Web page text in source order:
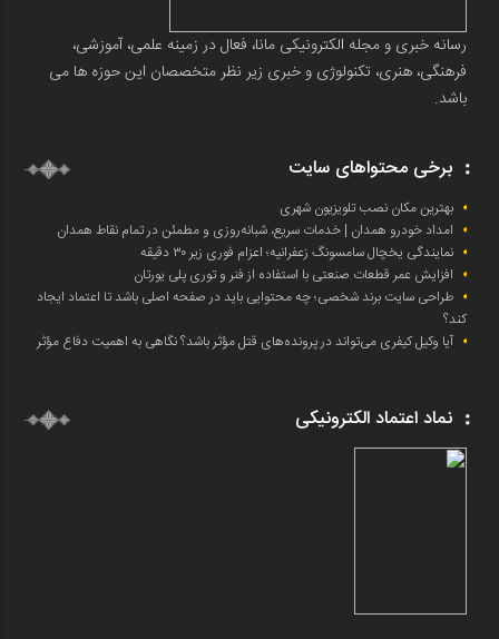
رسانه خبری و مجله الکترونیکی مانا، فعال در زمینه علمی، آموزشی،
فرهنگی، هنری، تکنولوژی و خبری زیر نظر متخصصان این حوزه ها می
باشد.
برخی محتواهای سایت
بهترین مکان نصب تلویزیون شهری
امداد خودرو همدان | خدمات سریع، شبانه‌روزی و مطمئن در تمام نقاط همدان
نمایندگی یخچال سامسونگ زعفرانیه؛ اعزام فوری زیر ۳۰ دقیقه
افزایش عمر قطعات صنعتی با استفاده از فنر و توری پلی یورتان
طراحی سایت برند شخصی؛ چه محتوایی باید در صفحه اصلی باشد تا اعتماد ایجاد
کند؟
آیا وکیل کیفری می‌تواند در پرونده‌های قتل مؤثر باشد؟ نگاهی به اهمیت دفاع مؤثر
نماد اعتماد الکترونیکی